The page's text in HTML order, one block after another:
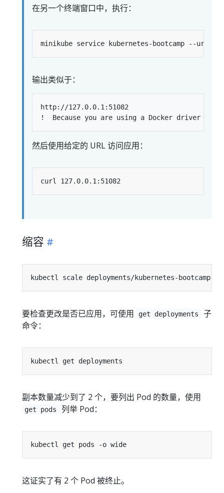
在另一个终端窗口中，执行：
输出类似于：
http://127.0.0.1:51082
然后使用给定的 URL 访问应用：
缩容
kubectl scale deployments/kubernetes-bootcamp
要检查更改是否已应用，可使用 get deployments
子
命令：
副本数量减少到了 2 个，要列出 Pod 的数量，使用
get pods 列举 Pod：
这证实了有 2 个 Pod 被终止。